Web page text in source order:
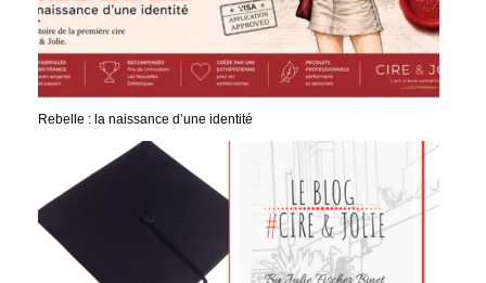
Rebelle : la naissance d’une identité